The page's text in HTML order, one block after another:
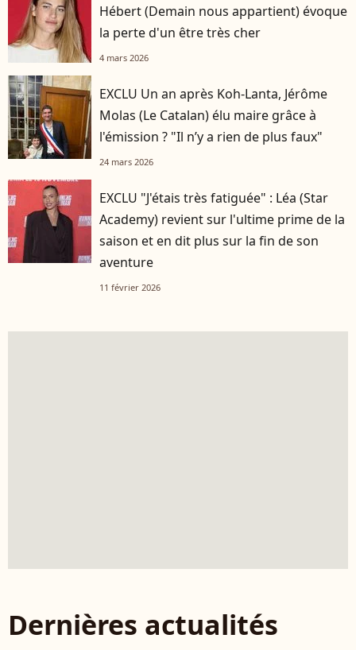
Hébert (Demain nous appartient) évoque
la perte d'un être très cher
4 mars 2026
EXCLU Un an après Koh-Lanta, Jérôme
Molas (Le Catalan) élu maire grâce à
l'émission ? "Il n’y a rien de plus faux"
24 mars 2026
EXCLU "J'étais très fatiguée" : Léa (Star
Academy) revient sur l'ultime prime de la
saison et en dit plus sur la fin de son
aventure
11 février 2026
Dernières actualités